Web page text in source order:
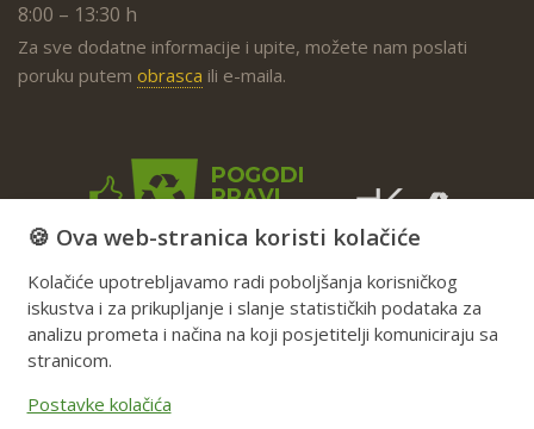
8:00 – 13:30 h
Za sve dodatne informacije i upite, možete nam poslati
poruku putem obrasca ili e-maila.
🍪 Ova web-stranica koristi kolačiće
Kolačiće upotrebljavamo radi poboljšanja korisničkog
iskustva i za prikupljanje i slanje statističkih podataka za
analizu prometa i načina na koji posjetitelji komuniciraju sa
stranicom.
Postavke kolačića